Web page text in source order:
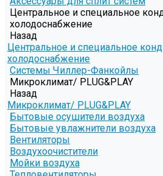
Центральное и специальное
холодоснабжение
Назад
Центральное и специальное
холодоснабжение
Системы Чиллер-Фанкойлы
Микроклимат/ PLUG&PLAY
Назад
Микроклимат/ PLUG&PLAY
Бытовые осушители воздуха
Бытовые увлажнители воздуха
Вентиляторы
Воздухоочистители
Мойки воздуха